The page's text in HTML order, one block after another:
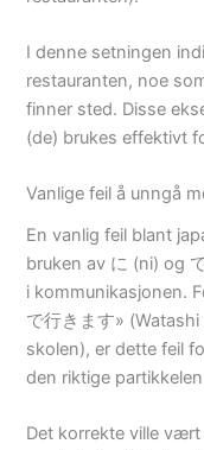
I denne setningen
restauranten, noe
finner sted. Disse
(de) brukes effektivt
Vanlige feil å unngå
En vanlig feil blant
bruken av に (ni) og
i kommunikasjonen.
で行きます»
skolen), er dette feil
den riktige
Det korrekte ville vært